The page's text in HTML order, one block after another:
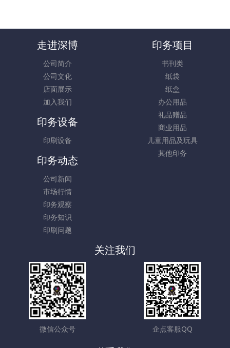
走进深博
公司简介
公司文化
店面展示
加入我们
印务项目
书刊类
纸袋
纸盒
办公用品
礼品赠品
商业用品
儿童用品及玩具
其他印务
印务设备
印刷设备
印务动态
公司新闻
市场行情
印务观察
印务知识
印刷问题
关注我们
微信公众号 企点客服QQ